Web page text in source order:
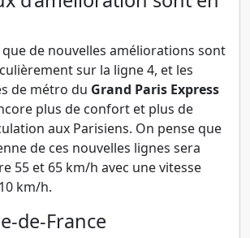
de nouvelles améliorations sont
sur la ligne 4, et les
de métro du Grand Paris Express
plus de confort et plus de
aux Parisiens. On pense que
de ces nouvelles lignes sera
55 et 65 km/h avec une vitesse
km/h.
de-France